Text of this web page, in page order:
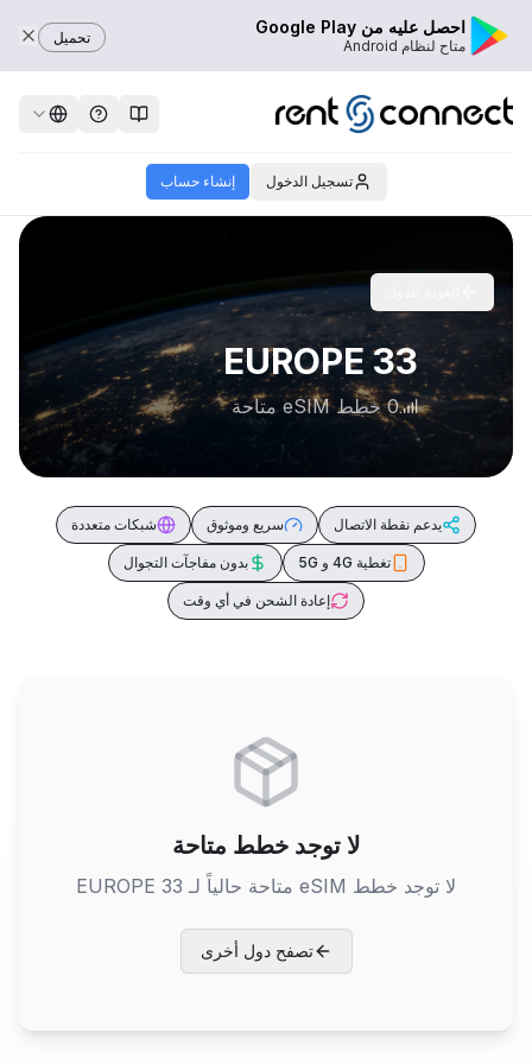
احصل عليه من Google Play
متاح لنظام Android تحميل
تسجيل الدخول إنشاء حساب
EUROPE 33
0 خطط eSIM متاحة
يدعم نقطة الاتصال سريع وموثوق شبكات متعددة
تغطية 4G و 5G بدون مفاجآت التجوال
إعادة الشحن في أي وقت
لا توجد خطط متاحة
لا توجد خطط eSIM متاحة حالياً لـ EUROPE 33
تصفح دول أخرى